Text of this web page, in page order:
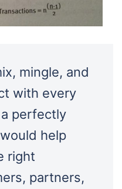
mingle, and
with every
perfectly
help
right
partners,